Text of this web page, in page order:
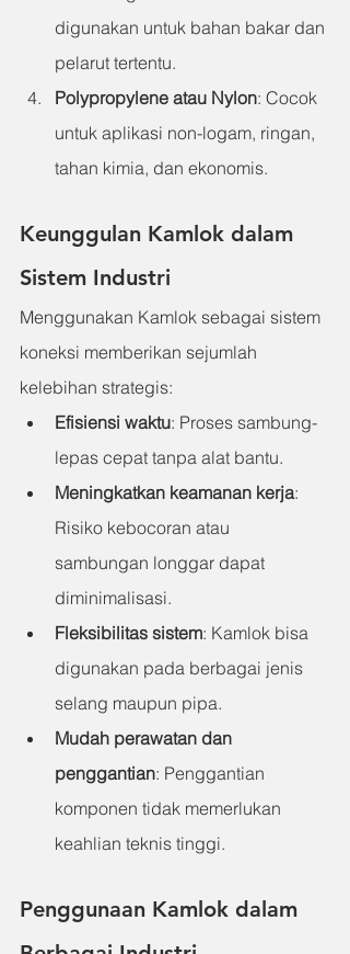
digunakan untuk bahan bakar dan
pelarut tertentu.
Polypropylene atau Nylon: Cocok
untuk aplikasi non-logam, ringan,
tahan kimia, dan ekonomis.
Keunggulan Kamlok dalam
Sistem Industri
Menggunakan Kamlok sebagai sistem
koneksi memberikan sejumlah
kelebihan strategis:
Efisiensi waktu: Proses sambung-
lepas cepat tanpa alat bantu.
Meningkatkan keamanan kerja:
Risiko kebocoran atau
sambungan longgar dapat
diminimalisasi.
Fleksibilitas sistem: Kamlok bisa
digunakan pada berbagai jenis
selang maupun pipa.
Mudah perawatan dan
penggantian: Penggantian
komponen tidak memerlukan
keahlian teknis tinggi.
Penggunaan Kamlok dalam